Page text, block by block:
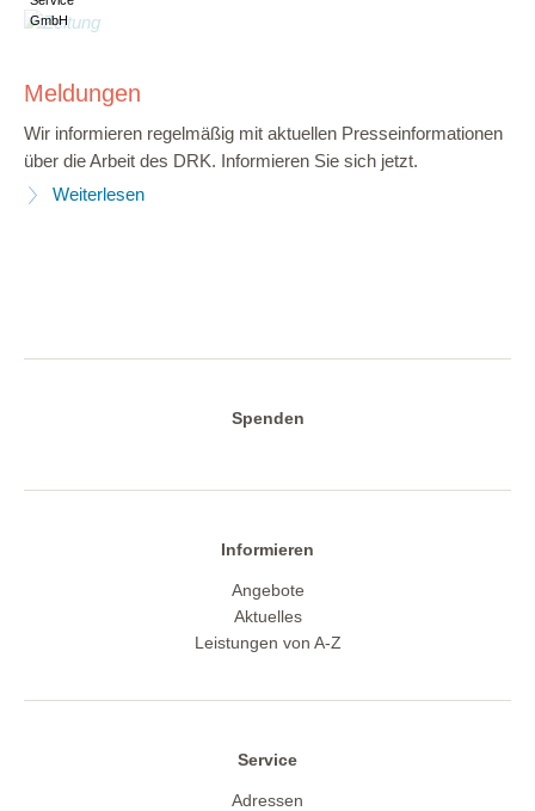
GmbH
Meldungen
Wir informieren regelmäßig mit aktuellen Presseinformationen
über die Arbeit des DRK. Informieren Sie sich jetzt.
Weiterlesen
Spenden
Informieren
Angebote
Aktuelles
Leistungen von A-Z
Service
Adressen